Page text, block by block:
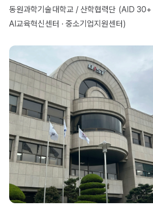
동원과학기술대학교 / 산학협력단 (AID 30+
AI교육혁신센터 · 중소기업지원센터)